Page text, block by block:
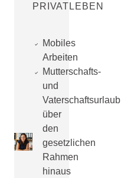
PRIVATLEBEN
Mobiles
Arbeiten
Mutterschafts-
und
Vaterschaftsurlaub
über
den
gesetzlichen
Rahmen
hinaus